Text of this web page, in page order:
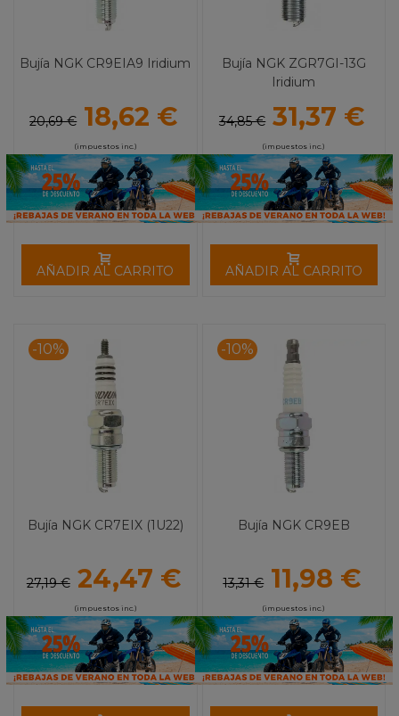
Bujía NGK CR9EIA9 Iridium
20,69 € 18,62 €
(impuestos inc.)
AÑADIR AL CARRITO
Bujía NGK ZGR7GI-13G
Iridium
34,85 € 31,37 €
(impuestos inc.)
AÑADIR AL CARRITO
-10%
Bujía NGK CR7EIX (1U22)
27,19 € 24,47 €
(impuestos inc.)
-10%
Bujía NGK CR9EB
13,31 € 11,98 €
(impuestos inc.)